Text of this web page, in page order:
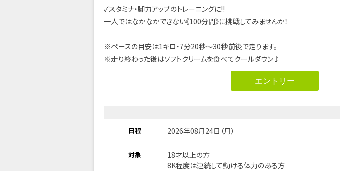
✓スタミナ・脚力アップのトレーニングに!!
一人ではなかなかできない《100分間》に挑戦してみませんか！
※ペースの目安は1キロ・7分20秒〜30秒前後で走ります。
※走り終わった後はソフトクリームを食べてクールダウン♪
エントリー
日程 2026年08月24日（月）
対象
18才以上の方
8K程度は連続して動ける体力のある方